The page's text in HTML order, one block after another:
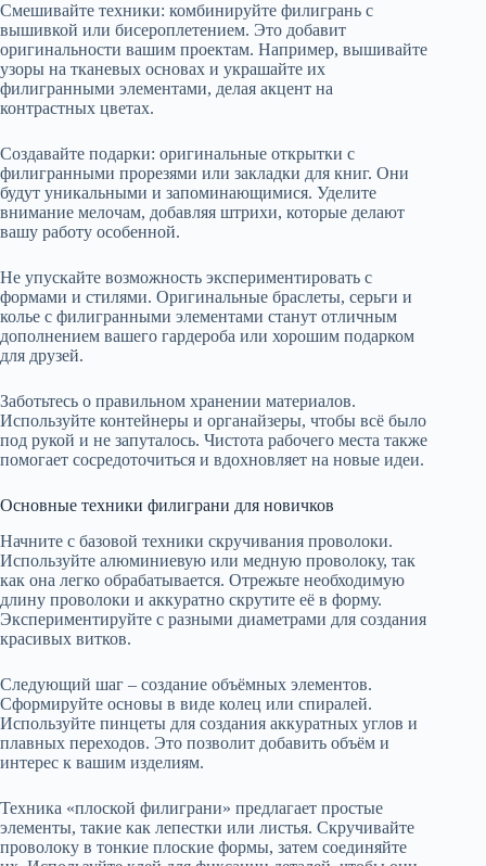
Смешивайте техники: комбинируйте филигрань с
вышивкой или бисероплетением. Это добавит
оригинальности вашим проектам. Например, вышивайте
узоры на тканевых основах и украшайте их
филигранными элементами, делая акцент на
контрастных цветах.
Создавайте подарки: оригинальные открытки с
филигранными прорезями или закладки для книг. Они
будут уникальными и запоминающимися. Уделите
внимание мелочам, добавляя штрихи, которые делают
вашу работу особенной.
Не упускайте возможность экспериментировать с
формами и стилями. Оригинальные браслеты, серьги и
колье с филигранными элементами станут отличным
дополнением вашего гардероба или хорошим подарком
для друзей.
Заботьтесь о правильном хранении материалов.
Используйте контейнеры и органайзеры, чтобы всё было
под рукой и не запуталось. Чистота рабочего места также
помогает сосредоточиться и вдохновляет на новые идеи.
Основные техники филиграни для новичков
Начните с базовой техники скручивания проволоки.
Используйте алюминиевую или медную проволоку, так
как она легко обрабатывается. Отрежьте необходимую
длину проволоки и аккуратно скрутите её в форму.
Экспериментируйте с разными диаметрами для создания
красивых витков.
Следующий шаг – создание объёмных элементов.
Сформируйте основы в виде колец или спиралей.
Используйте пинцеты для создания аккуратных углов и
плавных переходов. Это позволит добавить объём и
интерес к вашим изделиям.
Техника «плоской филиграни» предлагает простые
элементы, такие как лепестки или листья. Скручивайте
проволоку в тонкие плоские формы, затем соединяйте